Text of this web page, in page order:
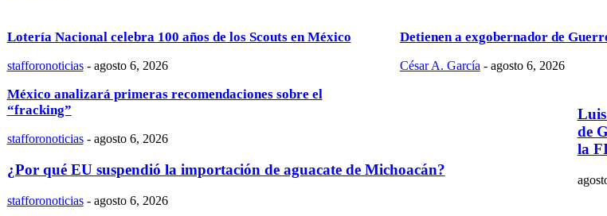
Lotería Nacional celebra 100 años de los Scouts en México
stafforonoticias - agosto 6, 2026
Detienen a exgobernador de
César A. García - agosto 6, 2026
México analizará primeras recomendaciones sobre el
“fracking”
stafforonoticias - agosto 6, 2026
¿Por qué EU suspendió la importación de aguacate de Michoacán?
stafforonoticias - agosto 6, 2026
de
la